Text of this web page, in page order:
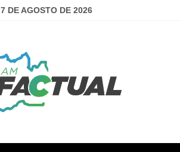
7 DE AGOSTO DE 2026